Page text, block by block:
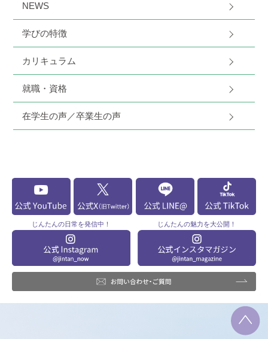
NEWS
学びの特徴
カリキュラム
就職・資格
在学生の声／卒業生の声
じんたんの日常を発信中！ じんたんの魅力を大公開！